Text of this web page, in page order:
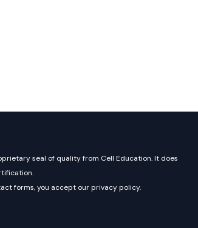
seal of quality from Cell Education. It does
forms, you accept our privacy policy.